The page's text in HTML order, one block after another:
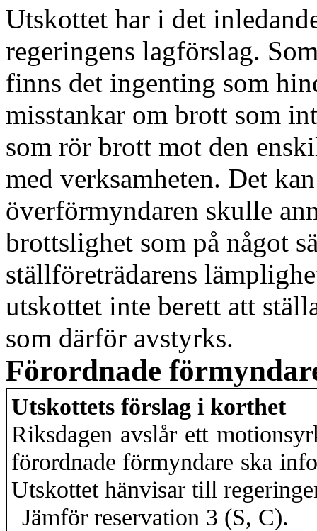
Utskottet har i det
regeringens lagförslag.
finns det ingenting som
misstankar om brott som
som rör brott mot den
med verksamheten. Det
överförmyndaren skulle
brottslighet som på något
ställföreträdarens
utskottet inte berett att
som därför avstyrks.
Förordnade
Utskottets förslag i korthet
Riksdagen avslår ett
förordnade förmyndare ska
Utskottet hänvisar till
Jämför reservation 3 (S, C).